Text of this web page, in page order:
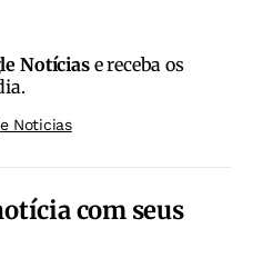
Notíciase receba os
Noticias
com seus